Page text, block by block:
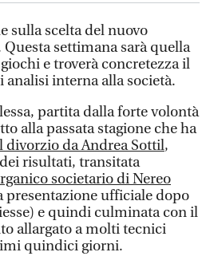
sulla scelta del nuovo
Questa settimana sarà quella
e troverà concretezza il
interna alla società.
partita dalla forte volontà
alla passata stagione che ha
divorzio da Andrea Sottil,
risultati, transitata
societario di Nereo
presentazione ufficiale dopo
e quindi culminata con il
allargato a molti tecnici
quindici giorni.